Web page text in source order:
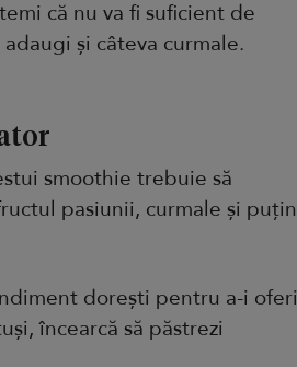
că nu va fi suficient de
și câteva curmale.
smoothie trebuie să
pasiunii, curmale și puțin
dorești pentru a-i oferi
încearcă să păstrezi